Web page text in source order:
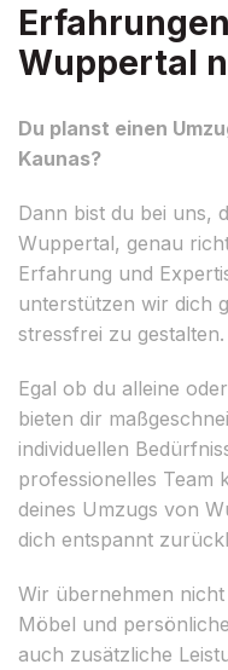
Wuppertal
Du planst einen
Kaunas?
Dann bist du bei uns,
Wuppertal, genau
Erfahrung und
unterstützen wir dich
stressfrei zu gestalten.
Egal ob du alleine
bieten dir
individuellen
professionelles Team
deines Umzugs von
dich entspannt
Wir übernehmen
Möbel und
auch zusätzliche